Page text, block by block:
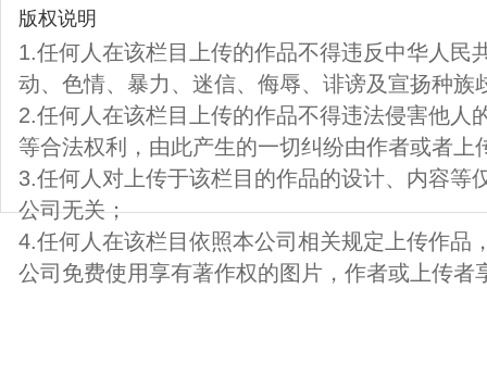
版权说明
1.任何人在该栏目上传的作品不得违反中华人民
动、色情、暴力、迷信、侮辱、诽谤及宣扬种族
2.任何人在该栏目上传的作品不得违法侵害他人
等合法权利，由此产生的一切纠纷由作者或者上
3.任何人对上传于该栏目的作品的设计、内容等
公司无关；
4.任何人在该栏目依照本公司相关规定上传作品
公司免费使用享有著作权的图片，作者或上传者